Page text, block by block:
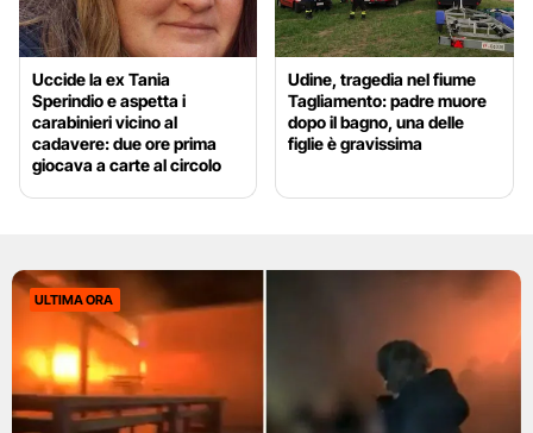
Uccide la ex Tania
Sperindio e aspetta i
carabinieri vicino al
cadavere: due ore prima
giocava a carte al circolo
Udine, tragedia nel fiume
Tagliamento: padre muore
dopo il bagno, una delle
figlie è gravissima
ULTIMA ORA